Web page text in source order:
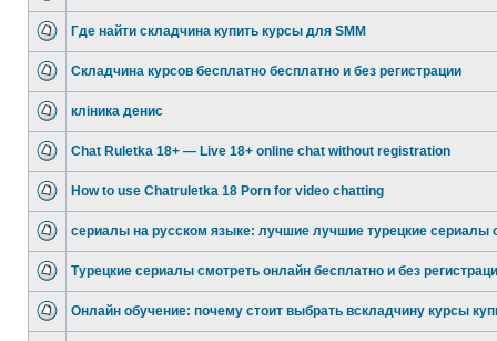
Где найти складчина купить курсы для SMM
Складчина курсов бесплатно бесплатно и без регистрации
кліника денис
Chat Ruletka 18+ — Live 18+ online chat without registration
How to use Chatruletka 18 Porn for video chatting
сериалы на русском языке: лучшие лучшие турецкие сериалы
Турецкие сериалы смотреть онлайн бесплатно и без
Онлайн обучение: почему стоит выбрать вскладчину курсы